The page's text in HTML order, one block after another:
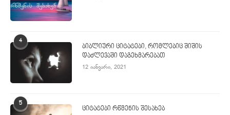
4
ბიბლიური ციტატები, რომლებიც შიშის
დაძლევაში დაგეხმარებათ
12 იანვარი, 2021
5
ციტატები რწმენის შესახებ